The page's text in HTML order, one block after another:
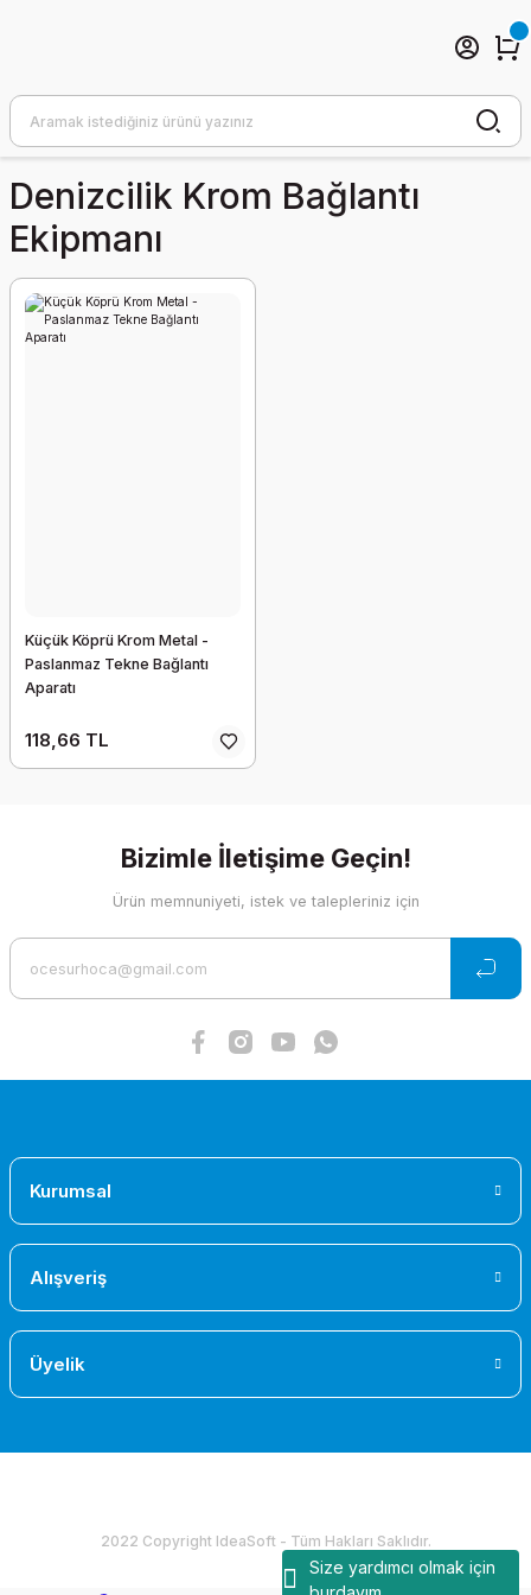
Size yardımcı olmak için
Denizcilik Krom Bağlantı
Ekipmanı
Küçük Köprü Krom Metal -
Paslanmaz Tekne Bağlantı
Aparatı
118,66 TL
Bizimle İletişime Geçin!
Ürün memnuniyeti, istek ve talepleriniz için
Kurumsal
Alışveriş
Üyelik
2022 Copyright IdeaSoft - Tüm Hakları Saklıdır.